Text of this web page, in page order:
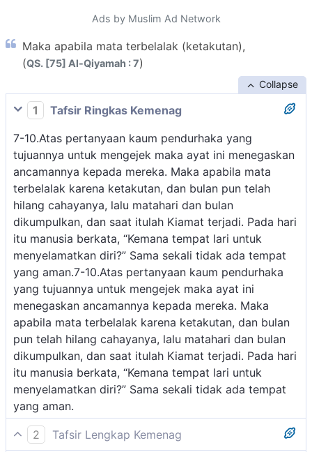
Ads by Muslim Ad Network
Maka apabila mata terbelalak (ketakutan),
(QS. [75] Al-Qiyamah : 7)
Collapse
1
Tafsir Ringkas Kemenag
7-10.Atas pertanyaan kaum pendurhaka yang
tujuannya untuk mengejek maka ayat ini menegaskan
ancamannya kepada mereka. Maka apabila mata
terbelalak karena ketakutan, dan bulan pun telah
hilang cahayanya, lalu matahari dan bulan
dikumpulkan, dan saat itulah Kiamat terjadi. Pada hari
itu manusia berkata, “Kemana tempat lari untuk
menyelamatkan diri?” Sama sekali tidak ada tempat
yang aman.7-10.Atas pertanyaan kaum pendurhaka
yang tujuannya untuk mengejek maka ayat ini
menegaskan ancamannya kepada mereka. Maka
apabila mata terbelalak karena ketakutan, dan bulan
pun telah hilang cahayanya, lalu matahari dan bulan
dikumpulkan, dan saat itulah Kiamat terjadi. Pada hari
itu manusia berkata, “Kemana tempat lari untuk
menyelamatkan diri?” Sama sekali tidak ada tempat
yang aman.
2
Tafsir Lengkap Kemenag